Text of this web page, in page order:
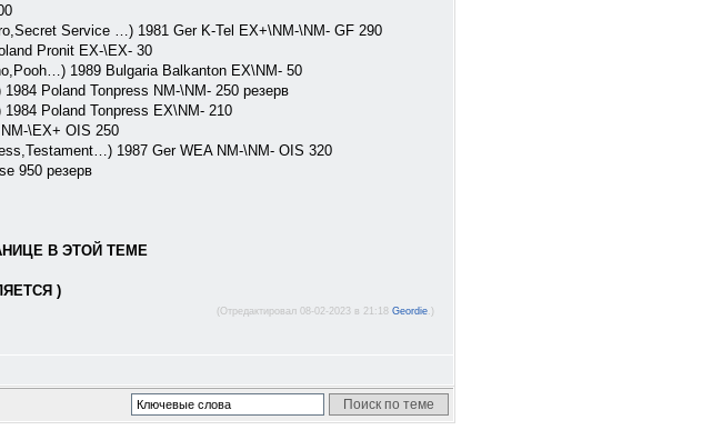
Service …) 1981 Ger K-Tel EX+\NM-\NM- GF 290
Pronit EX-\EX- 30
1989 Bulgaria Balkanton EX\NM- 50
Poland Tonpress NM-\NM- 250 резерв
Poland Tonpress EX\NM- 210
\EX+ OIS 250
1987 Ger WEA NM-\NM- OIS 320
950 резерв
В ЭТОЙ ТЕМЕ
)
(Отредактировал 08-02-2023 в 21:18 Geordie.)